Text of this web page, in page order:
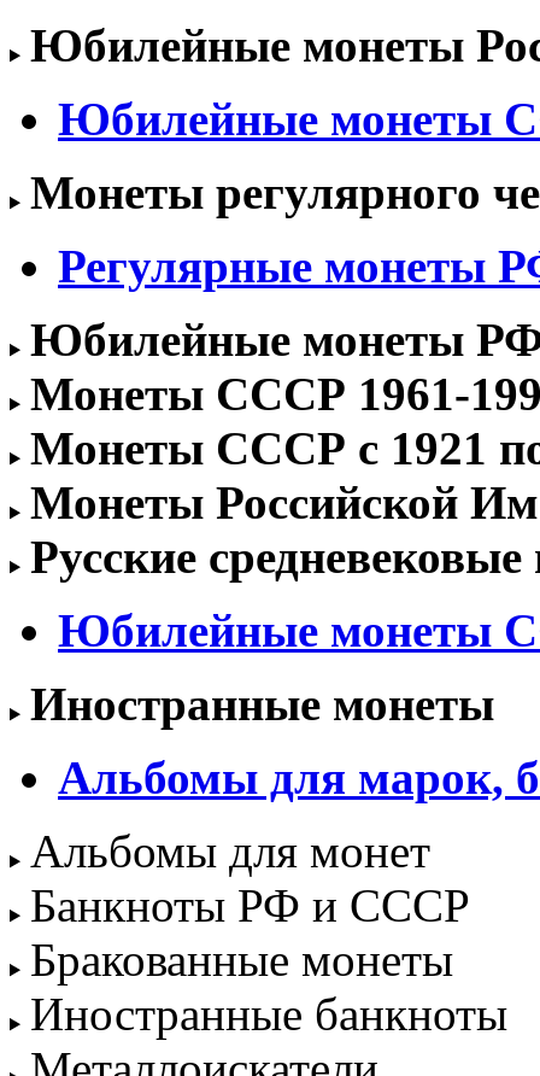
Юбилейные монеты
Юбилейные монеты
Монеты регулярного
Регулярные монеты
Юбилейные монеты РФ
Монеты СССР 1961-
Монеты СССР с 1921 по
Монеты Российской
Русские
Юбилейные монеты
Иностранные монеты
Альбомы для марок,
Альбомы для монет
Банкноты РФ и СССР
Бракованные монеты
Иностранные банкноты